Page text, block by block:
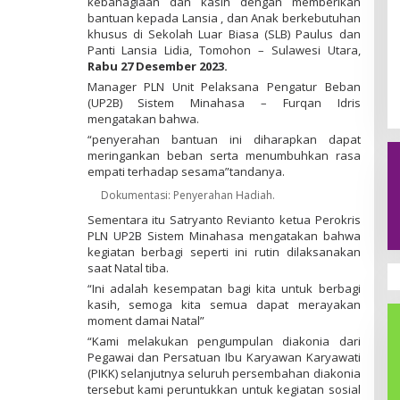
D
A
K
bantuan kepada Lansia , dan Anak berkebutuhan
khusus di Sekolah Luar Biasa (SLB) Paulus dan
Panti Lansia Lidia, Tomohon – Sulawesi Utara,
Rabu 27 Desember 2023.
Manager PLN Unit Pelaksana Pengatur Beban
(UP2B) Sistem Minahasa – Furqan Idris
mengatakan bahwa.
“penyerahan bantuan ini diharapkan dapat
meringankan beban serta menumbuhkan rasa
empati terhadap sesama”tandanya.
Dokumentasi: Penyerahan Hadiah.
Sementara itu Satryanto Revianto ketua Perokris
PLN UP2B Sistem Minahasa mengatakan bahwa
kegiatan berbagi seperti ini rutin dilaksanakan
saat Natal tiba.
“Ini adalah kesempatan bagi kita untuk berbagi
kasih, semoga kita semua dapat merayakan
moment damai Natal”
“Kami melakukan pengumpulan diakonia dari
Pegawai dan Persatuan Ibu Karyawan Karyawati
(PIKK) selanjutnya seluruh persembahan diakonia
tersebut kami peruntukkan untuk kegiatan sosial